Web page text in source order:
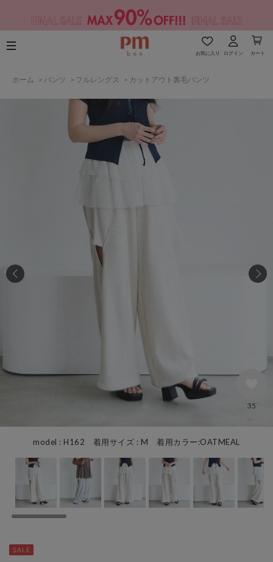
お気に入り ログイン カート
ホーム > パンツ > フルレングス > カットアウト裏毛パンツ
model : H162 着用サイズ : M 着用カラー:OATMEAL
35